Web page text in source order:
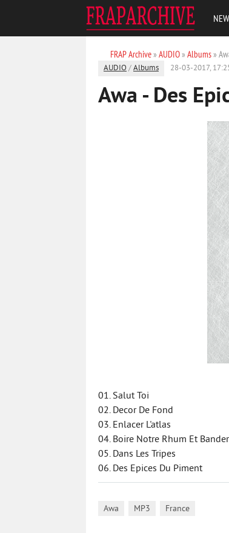
FRAP Archive» AUDIO» Albums»
AUDIO /Albums 28-03-2017,
Awa - Des
01. Salut Toi
02. Decor De Fond
03. Enlacer L'atlas
04. Boire Notre Rhum Et Bander
05. Dans Les Tripes
06. Des Epices Du Piment
Awa MP3 France